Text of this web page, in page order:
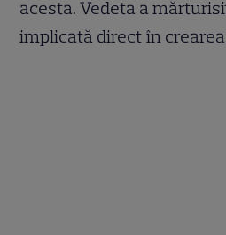
acesta. Vedeta a
implicată direct în